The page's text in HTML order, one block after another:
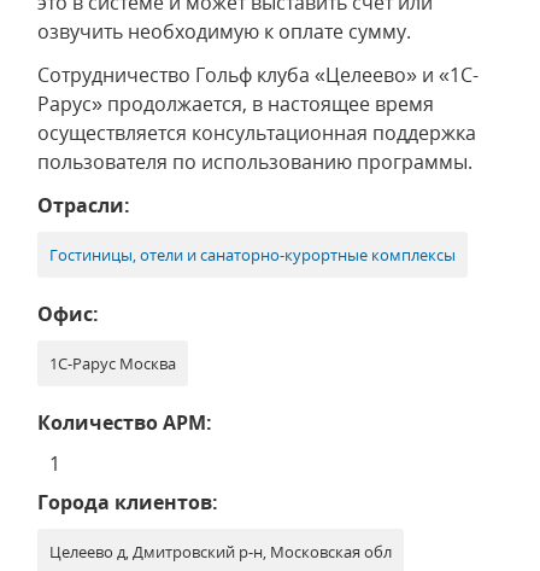
озвучить необходимую к оплате сумму.
Сотрудничество Гольф клуба «Целеево» и «1С-
Рарус» продолжается, в настоящее время
осуществляется консультационная поддержка
пользователя по использованию программы.
Отрасли:
Гостиницы, отели и санаторно-курортные комплексы
Офис:
1С-Рарус Москва
Количество АРМ:
1
Города клиентов:
Целеево д, Дмитровский р-н, Московская обл